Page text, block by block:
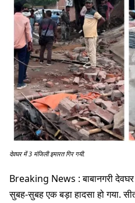
देवघर में 3 मंजिली इमारत गिर गयी.
Breaking News : बाबानगरी
सुबह-सुबह एक बड़ा हादसा हो गया.